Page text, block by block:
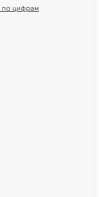
по цифрам